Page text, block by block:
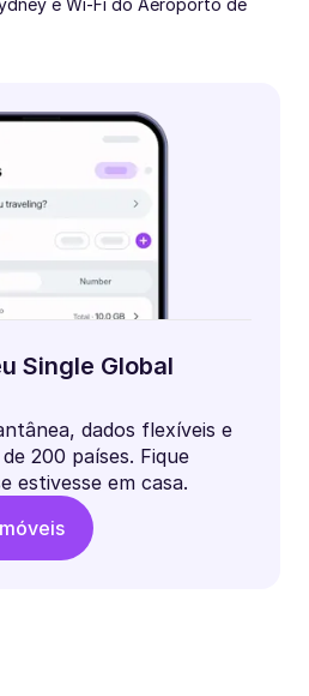
e Wi-Fi do Aeroporto de
Single Global
dados flexíveis e
200 países. Fique
estivesse em casa.